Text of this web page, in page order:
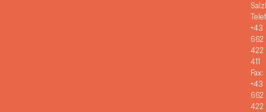
+43
662
422
411
Fax:
+43
662
422